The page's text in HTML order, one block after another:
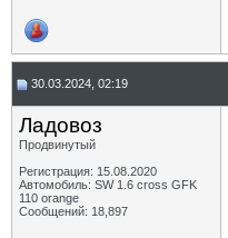
30.03.2024, 02:19
Ладовоз
Продвинутый
Регистрация: 15.08.2020
Автомобиль: SW 1.6 cross GFK
110 orange
Сообщений: 18,897